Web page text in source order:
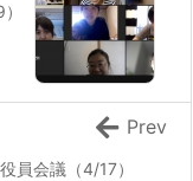
員会議（4/17）
Prev